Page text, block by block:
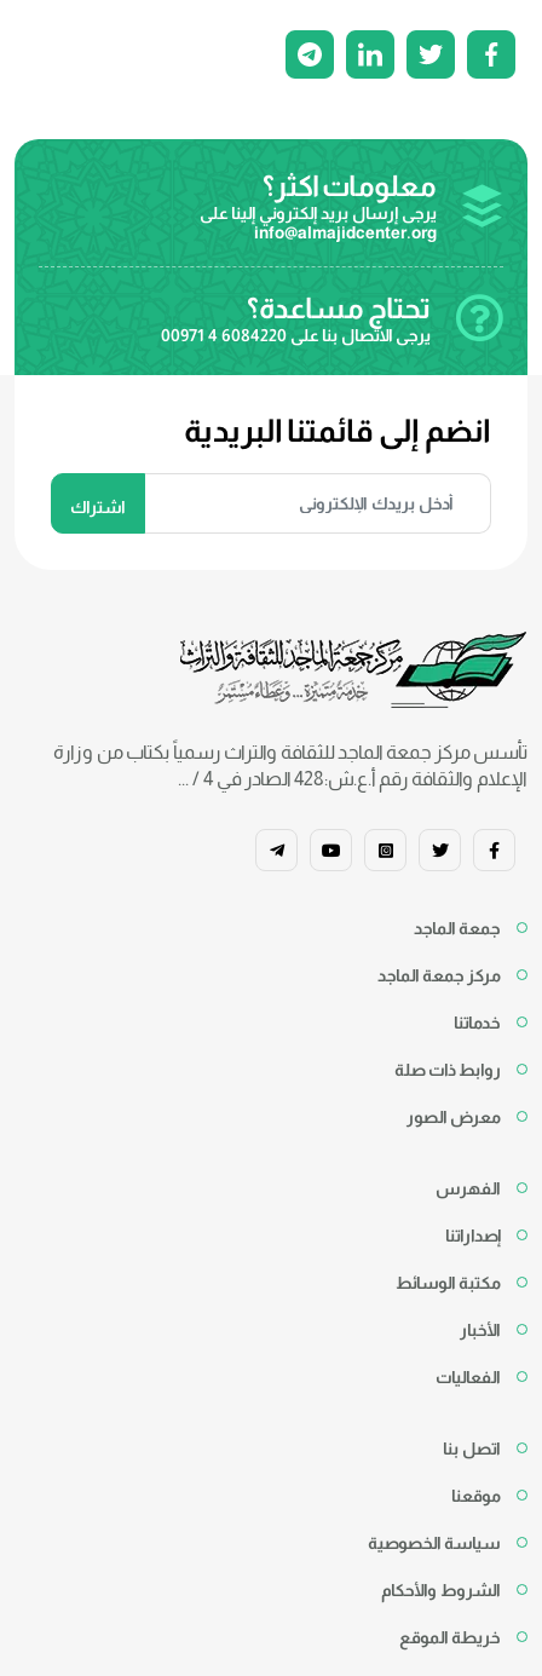
معلومات اكثر؟
يرجى إرسال بريد إلكتروني إلينا على
info@almajidcenter.org
تحتاج مساعدة؟
يرجى الاتصال بنا على 00971 4 6084220
انضم إلى قائمتنا البريدية
تأسس مركز جمعة الماجد للثقافة والتراث رسمياً بكتاب من وزارة
الإعلام والثقافة رقم أ.ع.ش:428 الصادر في 4 / ...
جمعة الماجد
مركز جمعة الماجد
خدماتنا
روابط ذات صلة
معرض الصور
الفهرس
إصداراتنا
مكتبة الوسائط
الأخبار
الفعاليات
اتصل بنا
موقعنا
سياسة الخصوصية
الشروط والأحكام
خريطة الموقع